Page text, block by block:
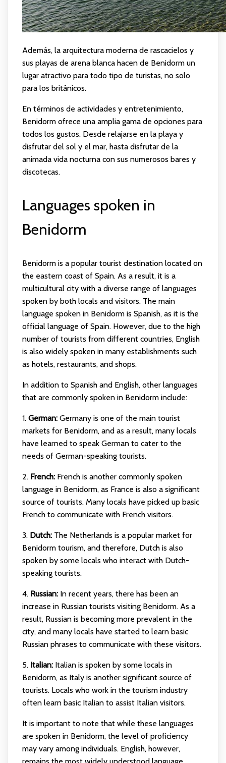
Además, la arquitectura moderna de rascacielos y
sus playas de arena blanca hacen de Benidorm un
lugar atractivo para todo tipo de turistas, no solo
para los británicos.
En términos de actividades y entretenimiento,
Benidorm ofrece una amplia gama de opciones para
todos los gustos. Desde relajarse en la playa y
disfrutar del sol y el mar, hasta disfrutar de la
animada vida nocturna con sus numerosos bares y
discotecas.
Languages spoken in
Benidorm
Benidorm is a popular tourist destination located on
the eastern coast of Spain. As a result, it is a
multicultural city with a diverse range of languages
spoken by both locals and visitors. The main
language spoken in Benidorm is Spanish, as it is the
official language of Spain. However, due to the high
number of tourists from different countries, English
is also widely spoken in many establishments such
as hotels, restaurants, and shops.
In addition to Spanish and English, other languages
that are commonly spoken in Benidorm include:
1. German:Germany is one of the main tourist
markets for Benidorm, and as a result, many locals
have learned to speak German to cater to the
needs of German-speaking tourists.
2. French:French is another commonly spoken
language in Benidorm, as France is also a significant
source of tourists. Many locals have picked up basic
French to communicate with French visitors.
3. Dutch:The Netherlands is a popular market for
Benidorm tourism, and therefore, Dutch is also
spoken by some locals who interact with Dutch-
speaking tourists.
4. Russian:In recent years, there has been an
increase in Russian tourists visiting Benidorm. As a
result, Russian is becoming more prevalent in the
city, and many locals have started to learn basic
Russian phrases to communicate with these visitors.
5. Italian:Italian is spoken by some locals in
Benidorm, as Italy is another significant source of
tourists. Locals who work in the tourism industry
often learn basic Italian to assist Italian visitors.
It is important to note that while these languages
are spoken in Benidorm, the level of proficiency
may vary among individuals. English, however,